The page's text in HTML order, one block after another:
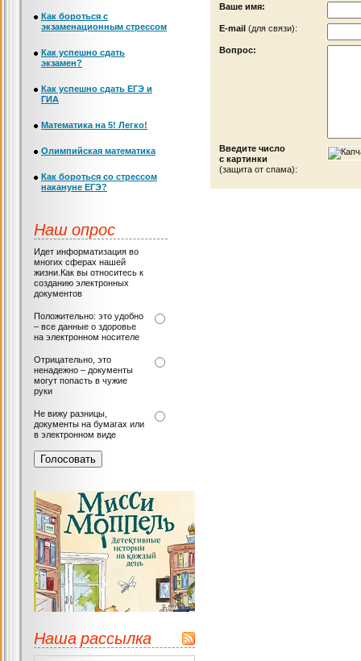
Ваше имя:
Е-mail (для связи):
Вопрос:
Введите число
с картинки
(защита от спама):
Как бороться с
экзаменационным стрессом
Как успешно сдать
экзамен?
Как успешно сдать ЕГЭ и
ГИА
Математика на 5! Легко!
Олимпийская математика
Как бороться со стрессом
накануне ЕГЭ?
Наш опрос
Идет информатизация во
многих сферах нашей
жизни.Как вы относитесь к
созданию электронных
документов
Положительно: это удобно
– все данные о здоровье
на электронном носителе
Отрицательно, это
ненадежно – документы
могут попасть в чужие
руки
Не вижу разницы,
документы на бумагах или
в электронном виде
Наша рассылка